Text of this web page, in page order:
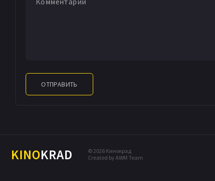
ОТПРАВИТЬ
KINOKRAD
© 2026 Кинокрад
Created by AWM Team